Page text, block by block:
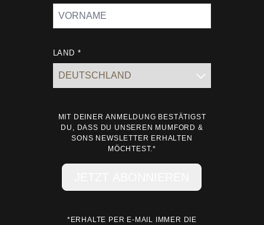
LAND *
MIT DEINER ANMELDUNG BESTÄTIGST
DU, DASS DU UNSEREN MUMFORD &
SONS NEWSLETTER ERHALTEN
MÖCHTEST.*
*ERHALTE PER E-MAIL IMMER DIE